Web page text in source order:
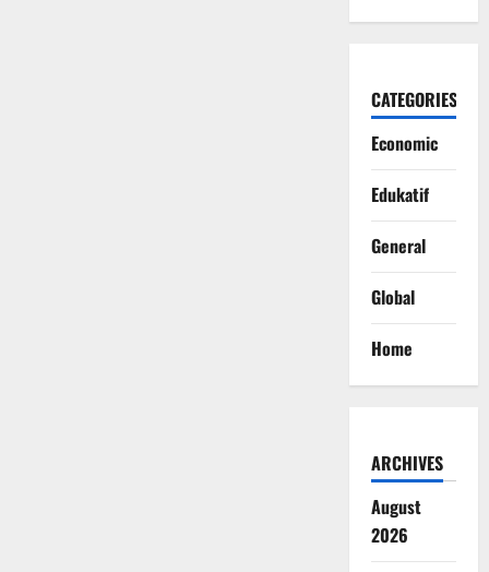
CATEGORIES
Economic
Edukatif
General
Global
Home
ARCHIVES
August
2026